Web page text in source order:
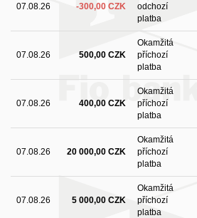
07.08.26 -300,00 CZK
odchozí
platba
07.08.26 500,00 CZK
Okamžitá
příchozí
platba
07.08.26 400,00 CZK
Okamžitá
příchozí
platba
07.08.26 20 000,00 CZK
Okamžitá
příchozí
platba
07.08.26 5 000,00 CZK
Okamžitá
příchozí
platba